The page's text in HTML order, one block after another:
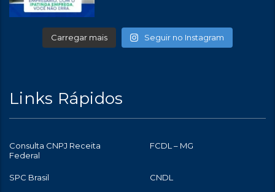
Carregar mais Seguir no Instagram
Links Rápidos
Consulta CNPJ Receita
Federal
FCDL – MG
SPC Brasil CNDL